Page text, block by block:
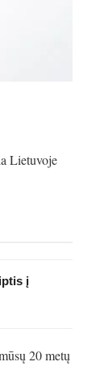
Lietuvoje
į
20 metų